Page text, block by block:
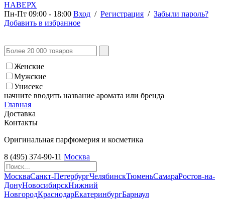
НАВЕРХ
Пн-Пт 09:00 - 18:00 Вход / Регистрация / Забыли пароль?
Добавить в избранное
Женские
Мужские
Унисекс
начните вводить название аромата или бренда
Главная
Доставка
Контакты
Оригинальная парфюмерия и косметика
8 (495) 374-90-11 Москва
МоскваСанкт-ПетербургЧелябинскТюменьСамараРостов-на-
ДонуНовосибирскНижний
НовгородКраснодарЕкатеринбургБарнаул